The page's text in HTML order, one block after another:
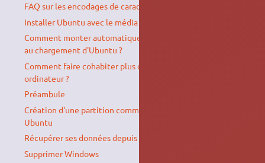
FAQ sur les encodages de caractères
Installer Ubuntu avec le média d'installation
Comment monter automatiquement un volume secondaire
au chargement d'Ubuntu ?
Comment faire cohabiter plus de deux systèmes sur son
ordinateur ?
Préambule
Création d'une partition commune entre Windows et
Ubuntu
Récupérer ses données depuis un live-CD ou live-USB
Supprimer Windows